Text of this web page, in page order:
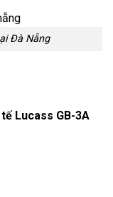
Đà Nẵng
Lucass GB-3A